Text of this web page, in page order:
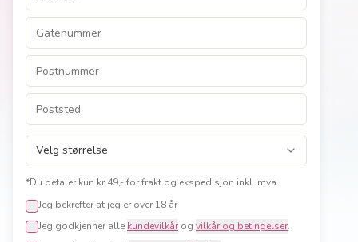
*Du betaler kun kr 49,- for frakt og ekspedisjon inkl. mva.
Jeg bekrefter at jeg er over 18 år
Jeg godkjenner alle kundevilkår og vilkår og betingelser.